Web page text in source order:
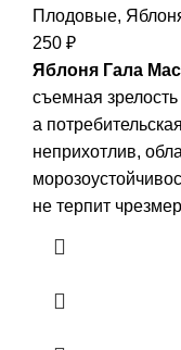
Плодовые,
250 ₽
Яблоня Гала
съемная
а
неприхотлив,
не терпит